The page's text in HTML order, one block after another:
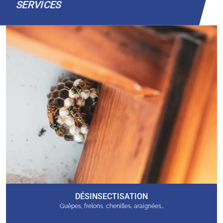
SERVICES
DÉSINSECTISATION
Guêpes, frelons, chenilles, araignées…